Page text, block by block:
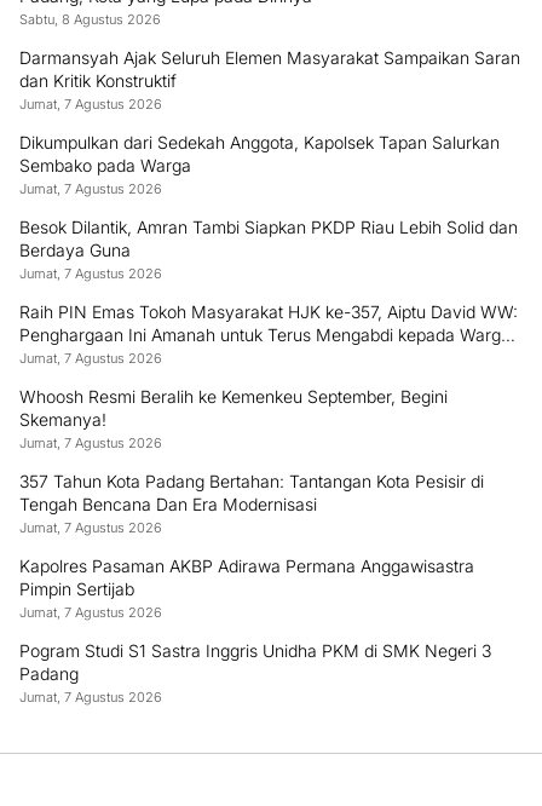
Sabtu, 8 Agustus 2026
Darmansyah Ajak Seluruh Elemen Masyarakat Sampaikan Saran
dan Kritik Konstruktif
Jumat, 7 Agustus 2026
Dikumpulkan dari Sedekah Anggota, Kapolsek Tapan Salurkan
Sembako pada Warga
Jumat, 7 Agustus 2026
Besok Dilantik, Amran Tambi Siapkan PKDP Riau Lebih Solid dan
Berdaya Guna
Jumat, 7 Agustus 2026
Raih PIN Emas Tokoh Masyarakat HJK ke-357, Aiptu David WW:
Penghargaan Ini Amanah untuk Terus Mengabdi kepada Warga
Padang
Jumat, 7 Agustus 2026
Whoosh Resmi Beralih ke Kemenkeu September, Begini
Skemanya!
Jumat, 7 Agustus 2026
357 Tahun Kota Padang Bertahan: Tantangan Kota Pesisir di
Tengah Bencana Dan Era Modernisasi
Jumat, 7 Agustus 2026
Kapolres Pasaman AKBP Adirawa Permana Anggawisastra
Pimpin Sertijab
Jumat, 7 Agustus 2026
Pogram Studi S1 Sastra Inggris Unidha PKM di SMK Negeri 3
Padang
Jumat, 7 Agustus 2026